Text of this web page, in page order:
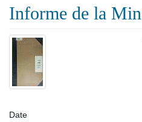
Informe de la
Date